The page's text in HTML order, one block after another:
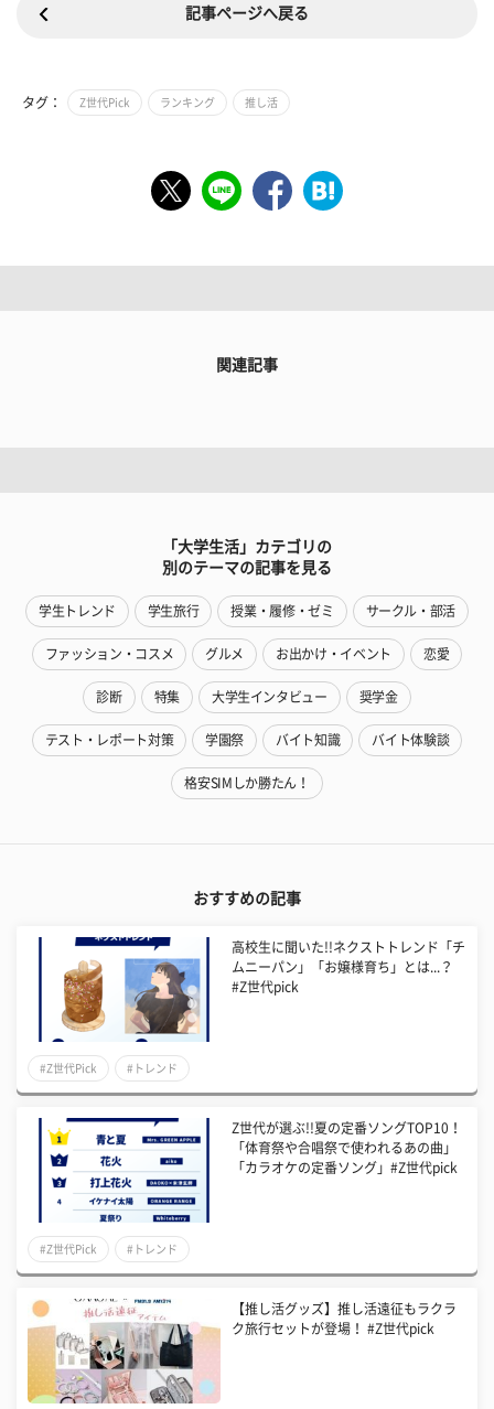
記事ページへ戻る
タグ： Z世代Pick ランキング 推し活
関連記事
「大学生活」カテゴリの
別のテーマの記事を見る
学生トレンド 学生旅行 授業・履修・ゼミ サークル・部活
ファッション・コスメ グルメ お出かけ・イベント 恋愛
診断 特集 大学生インタビュー 奨学金
テスト・レポート対策 学園祭 バイト知識 バイト体験談
格安SIMしか勝たん！
おすすめの記事
高校生に聞いた!!ネクストトレンド「チ
ムニーパン」「お嬢様育ち」とは...？
#Z世代pick
#Z世代Pick #トレンド
Z世代が選ぶ!!夏の定番ソングTOP10！
「体育祭や合唱祭で使われるあの曲」
「カラオケの定番ソング」#Z世代pick
#Z世代Pick #トレンド
【推し活グッズ】推し活遠征もラクラ
ク旅行セットが登場！ #Z世代pick